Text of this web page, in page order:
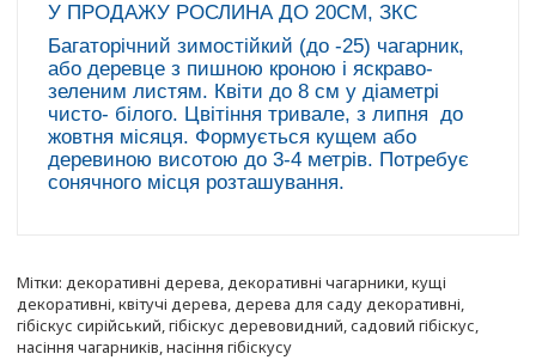
У ПРОДАЖУ РОСЛИНА ДО 20СМ, ЗКС
Багаторічний зимостійкий (до -25) чагарник,
або деревце з пишною кроною і яскраво-
зеленим листям. Квіти до 8 см у діаметрі
чисто- білого. Цвітіння тривале, з липня до
жовтня місяця. Формується кущем або
деревиною висотою до 3-4 метрів. Потребує
сонячного місця розташування.
Мітки: декоративні дерева,декоративні чагарники,кущі
декоративні,квітучі дерева,дерева для саду декоративні,
гібіскус сирійський,гібіскус деревовидний,садовий гібіскус,
насіння чагарників,насіння гібіскусу